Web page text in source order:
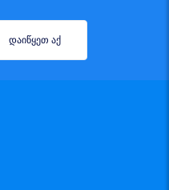
დაიწყეთ აქ